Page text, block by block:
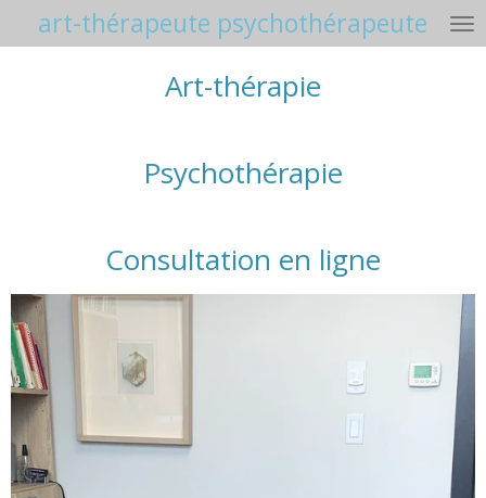
Passer
au
art-thérapeute psychothérapeute
Art-thérapie
Psychothérapie
Consultation en ligne